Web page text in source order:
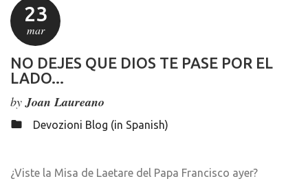
23
mar
NO DEJES QUE DIOS TE PASE POR EL
LADO...
byJoan Laureano
Devozioni Blog (in Spanish)
¿Viste la Misa de Laetare del Papa Francisco ayer?